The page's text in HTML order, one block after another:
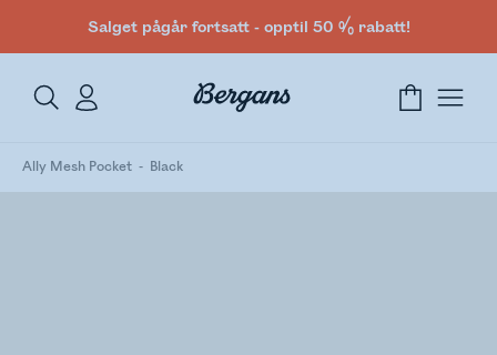
Salget pågår fortsatt - opptil 50 % rabatt!
Ally Mesh Pocket Black